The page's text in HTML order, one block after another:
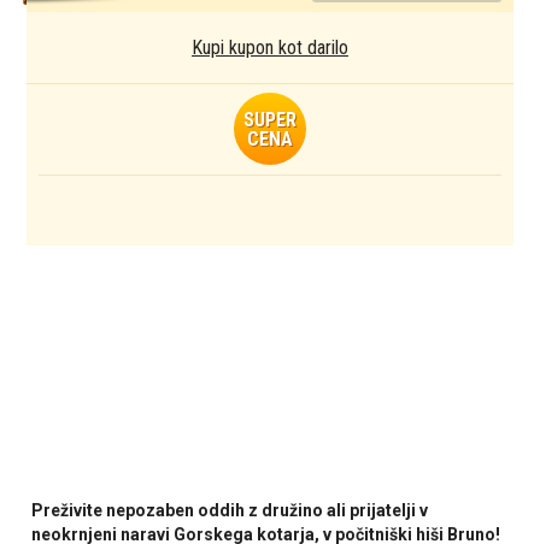
Kupi kupon kot darilo
SUPER
CENA
Preživite nepozaben oddih z družino ali prijatelji v
neokrnjeni naravi Gorskega kotarja, v počitniški hiši Bruno!